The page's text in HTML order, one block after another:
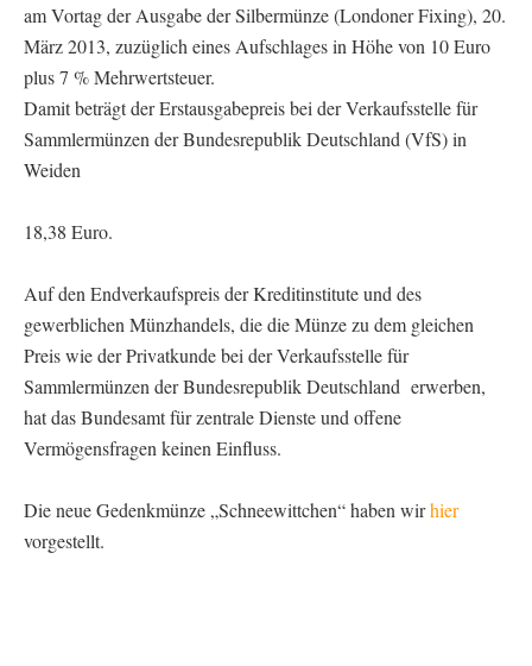
am Vortag der Ausgabe der Silbermünze (Londoner Fixing), 20.
März 2013, zuzüglich eines Aufschlages in Höhe von 10 Euro
plus 7 % Mehrwertsteuer.
Damit beträgt der Erstausgabepreis bei der Verkaufsstelle für
Sammlermünzen der Bundesrepublik Deutschland (VfS) in
Weiden
18,38 Euro.
Auf den Endverkaufspreis der Kreditinstitute und des
gewerblichen Münzhandels, die die Münze zu dem gleichen
Preis wie der Privatkunde bei der Verkaufsstelle für
Sammlermünzen der Bundesrepublik Deutschland erwerben,
hat das Bundesamt für zentrale Dienste und offene
Vermögensfragen keinen Einfluss.
Die neue Gedenkmünze „Schneewittchen“ haben wirhier
vorgestellt.